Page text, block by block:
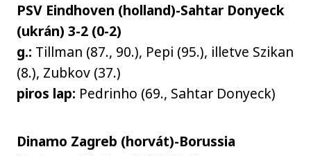
PSV Eindhoven (holland)-Sahtar Donyeck
(ukrán) 3-2 (0-2)
g.: Tillman (87., 90.), Pepi (95.), illetve Szikan
(8.), Zubkov (37.)
piros lap: Pedrinho (69., Sahtar Donyeck)
Dinamo Zagreb (horvát)-Borussia